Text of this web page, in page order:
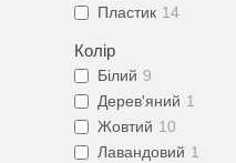
Пластик 14
Колір
Білий 9
Дерев'яний 1
Жовтий 10
Лавандовий 1